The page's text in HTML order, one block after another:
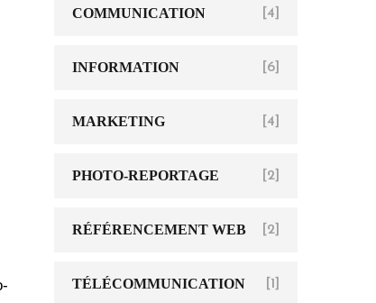
COMMUNICATION [4]
INFORMATION [6]
MARKETING [4]
PHOTO-REPORTAGE [2]
RÉFÉRENCEMENT WEB [2]
TÉLÉCOMMUNICATION [1]